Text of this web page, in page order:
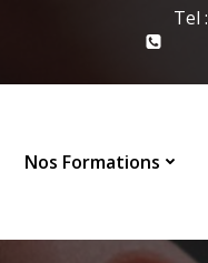
Tel
Nos Formations